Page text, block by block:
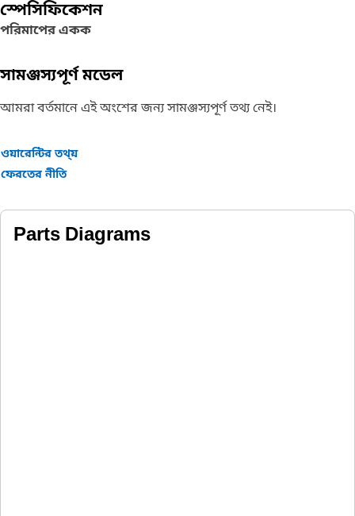
স্পেসিফিকেশন
পরিমাপের একক
সামঞ্জস্যপূর্ণ মডেল
আমরা বর্তমানে এই অংশের জন্য সামঞ্জস্যপূর্ণ তথ্য নেই।
ওয়ারেন্টির তথ্য়
ফেরতের নীতি
Parts Diagrams